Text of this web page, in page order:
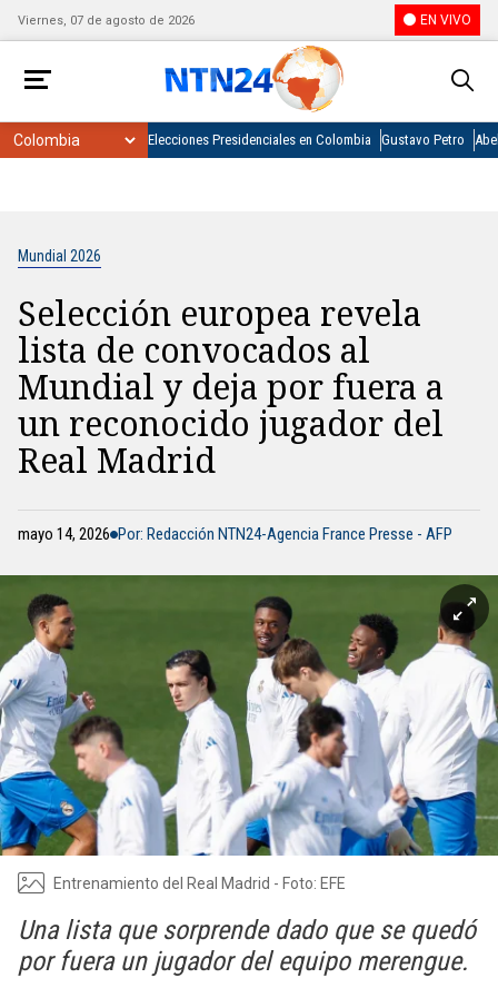
Viernes, 07 de agosto de 2026 EN VIVO
Elecciones Presidenciales en Colombia Gustavo Petro
Mundial 2026
Selección europea revela
lista de convocados al
Mundial y deja por fuera a
un reconocido jugador del
Real Madrid
mayo 14, 2026 Por: Redacción NTN24-Agencia France Presse - AFP
Entrenamiento del Real Madrid - Foto: EFE
Una lista que sorprende dado que se quedó
por fuera un jugador del equipo merengue.